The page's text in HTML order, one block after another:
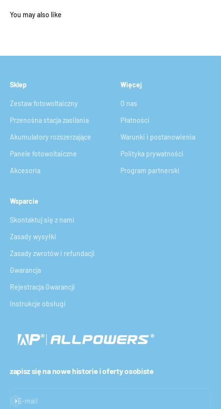
Sklep
Zestaw fotowoltaiczny
Przenośna stacja zasilania
Akumulatory rozszerzające
Panele fotowoltaiczne
Akcesoria
Więcej
O nas
Płatności
Warunki i postanowienia
Polityka prywatności
Program partnerski
Wsparcie
Skontaktuj się z nami
Zasady wysyłki
Zasady zwrotów i refundacji
Gwarancja
Rejestracja Gwarancji
Instrukcje obsługi
zapisz się na nowe historie i oferty osobiste
E-mail
Subskrybuj